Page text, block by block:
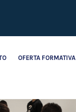
OFERTA FORMATIVA